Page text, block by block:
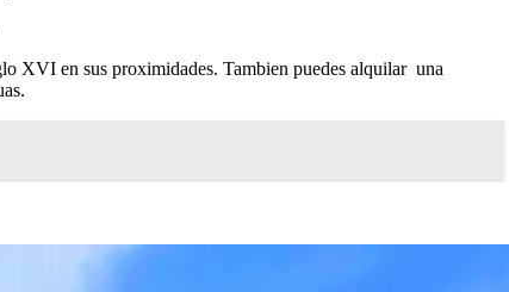
XVI en sus proximidades. Tambien puedes alquilar una